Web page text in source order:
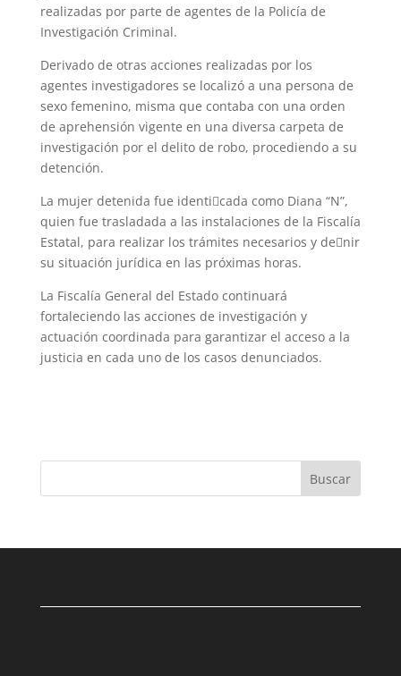
realizadas por parte de agentes de la Policía de
Investigación Criminal.
Derivado de otras acciones realizadas por los
agentes investigadores se localizó a una persona de
sexo femenino, misma que contaba con una orden
de aprehensión vigente en una diversa carpeta de
investigación por el delito de robo, procediendo a su
detención.
La mujer detenida fue identi􀂿cada como Diana “N”,
quien fue trasladada a las instalaciones de la Fiscalía
Estatal, para realizar los trámites necesarios y de􀂿nir
su situación jurídica en las próximas horas.
La Fiscalía General del Estado continuará
fortaleciendo las acciones de investigación y
actuación coordinada para garantizar el acceso a la
justicia en cada uno de los casos denunciados.
Buscar